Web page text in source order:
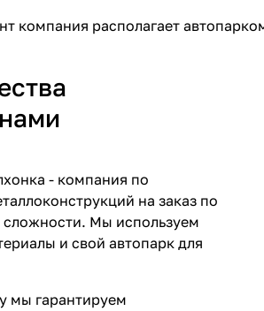
компания располагает
- компания по
на заказ по
Мы используем
и свой автопарк для
мы гарантируем